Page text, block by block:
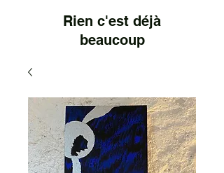
Rien c'est déjà
beaucoup